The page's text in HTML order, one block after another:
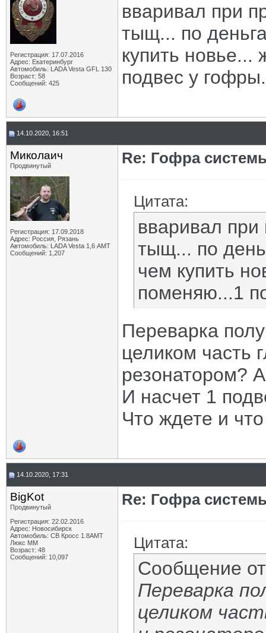
Регистрация: 17.07.2016
Адрес: Екатеринбург
Автомобиль: LADA Vesta GFL 130
Возраст: 58
Сообщений: 425
вваривал при
тыщ... по
купить
подвес у
14.10.2020, 16:51
Миколаич
Продвинутый
Регистрация: 17.09.2018
Адрес: Россия, Рязань
Автомобиль: LADA Vesta 1,6 АМТ
Сообщений: 1,207
Re: Гофра
Цитата:
вваривал при
тыщ... по
чем купить
поменяю...1
Переварка
целиком часть
резонатором?
И насчет 1
Что ждете и
14.10.2020, 17:31
BigKot
Продвинутый
Регистрация: 22.02.2016
Адрес: Новосибирск
Автомобиль: СВ Кросс 1.8АМТ
Люкс ММ
Возраст: 48
Сообщений: 10,097
Re: Гофра
Цитата:
Сообщение
Переварка
целиком